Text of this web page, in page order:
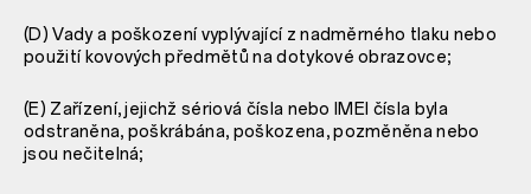
(D) Vady a poškození vyplývající z nadměrného tlaku nebo
použití kovových předmětů na dotykové obrazovce;
(E) Zařízení, jejichž sériová čísla nebo IMEI čísla byla
odstraněna, poškrábána, poškozena, pozměněna nebo
jsou nečitelná;